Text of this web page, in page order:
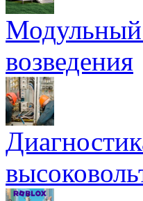
Модульный
возведения